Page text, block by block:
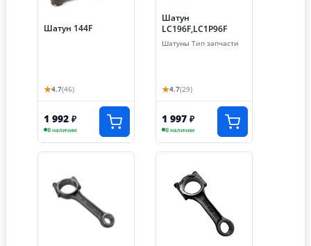
Шатун 144F
★4.7(46)
1 992 ₽
В наличии
Шатун
LC196F,LC1P96F
Шатуны Тип запчасти
★4.7(29)
1 997 ₽
В наличии